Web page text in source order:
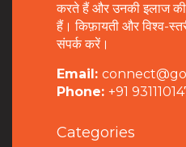
करते हैं और उनकी इलाज
हैं। किफ़ायती और विश्व-
संपर्क करें।
Email:
Phone: +91
Categories